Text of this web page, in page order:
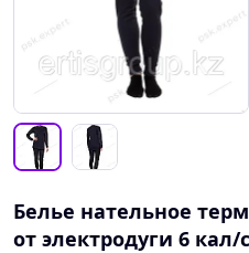
Белье нательное
от электродуги 6